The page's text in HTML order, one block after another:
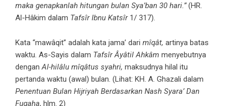
maka genapkanlah hitungan bulan Sya’ban 30 hari.”(HR.
Al-Hâkim dalam Tafsîr Ibnu Katsîr1/ 317).
Kata “mawâqit” adalah kata jama’ dari mîqât, artinya batas
waktu. As-Sayis dalam Tafsîr Âyâtil Ahkâm menyebutnya
denganAl-hilâlu mîqâtus syahri, maksudnya hilal itu
pertanda waktu (awal) bulan. (Lihat: KH. A. Ghazali dalam
Penentuan Bulan Hijriyah Berdasarkan Nash Syara’ Dan
Fuqaha, hlm. 2)